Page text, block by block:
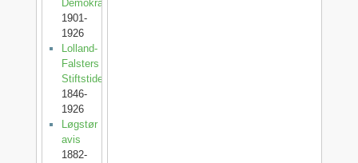
Demokrat
1901-
1926
Lolland-
Falsters
Stiftstidende
1846-
1926
Løgstør
avis
1882-